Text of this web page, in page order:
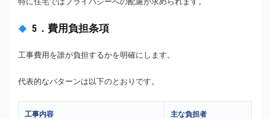
5．費用負担条項
工事費用を誰が負担するかを明確にします。
代表的なパターンは以下のとおりです。
工事内容 主な負担者